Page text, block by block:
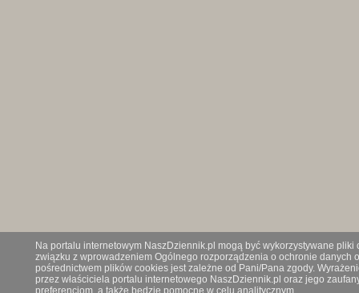
Na portalu internetowym NaszDziennik.pl mogą być wykorzystywane
związku z wprowadzeniem Ogólnego rozporządzenia o ochronie danych
pośrednictwem plików cookies jest zależne od Pani/Pana zgody.
przez właściciela portalu internetowego NaszDziennik.pl oraz jego
preferencjom, a także będzie pomocne w celu analitycznym.